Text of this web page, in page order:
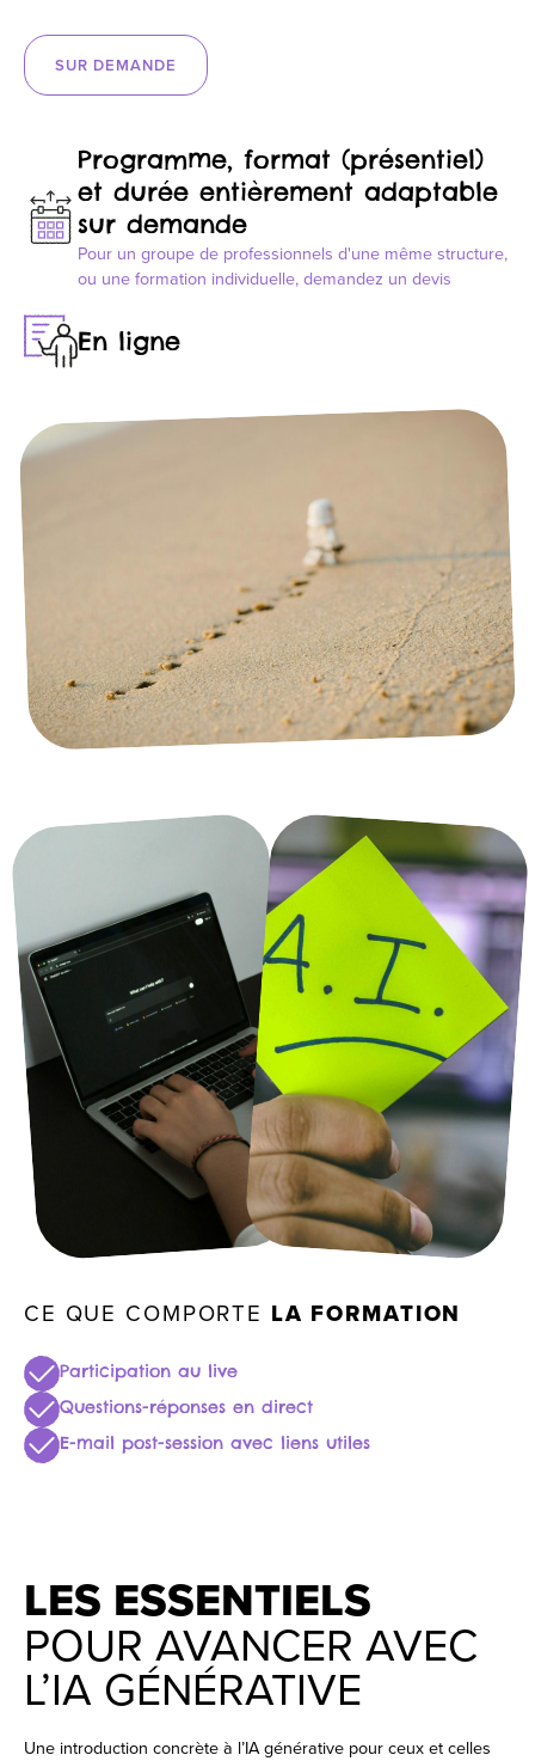
SUR DEMANDE
Programme, format (présentiel)
et durée entièrement adaptable
sur demande
Pour un groupe de professionnels d'une même structure,
ou une formation individuelle, demandez un devis
En ligne
CE QUE COMPORTE LA FORMATION
Participation au live
Questions-réponses en direct
E-mail post-session avec liens utiles
LES ESSENTIELS
POUR AVANCER AVEC
L’IA GÉNÉRATIVE
Une introduction concrète à l’IA générative pour ceux et celles